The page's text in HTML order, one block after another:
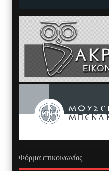
Φόρμα επικοινωνίας